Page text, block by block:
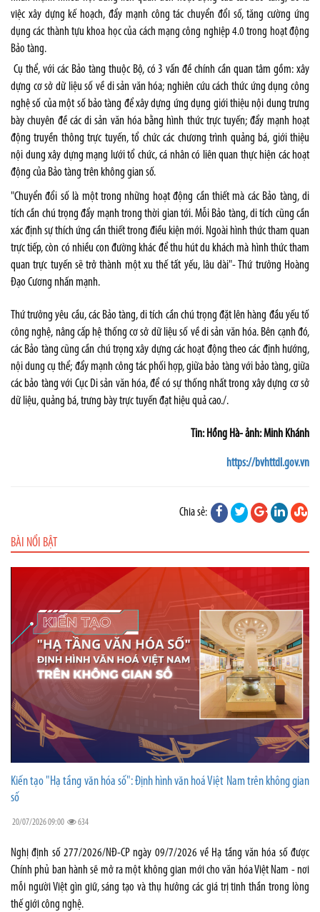
việc xây dựng kế hoạch, đẩy mạnh công tác chuyển đổi số, tăng cường ứng
dụng các thành tựu khoa học của cách mạng công nghiệp 4.0 trong hoạt động
Bảo tàng.
Cụ thể, với các Bảo tàng thuộc Bộ, có 3 vấn đề chính cần quan tâm gồm: xây
dựng cơ sở dữ liệu số về di sản văn hóa; nghiên cứu cách thức ứng dụng công
nghệ số của một số bảo tàng để xây dựng ứng dụng giới thiệu nội dung trưng
bày chuyên đề các di sản văn hóa bằng hình thức trực tuyến; đẩy mạnh hoạt
động truyền thông trực tuyến, tổ chức các chương trình quảng bá, giới thiệu
nội dung xây dựng mạng lưới tổ chức, cá nhân có liên quan thực hiện các hoạt
động của Bảo tàng trên không gian số.
"Chuyển đổi số là một trong những hoạt động cần thiết mà các Bảo tàng, di
tích cần chú trọng đẩy mạnh trong thời gian tới. Mỗi Bảo tàng, di tích cũng cần
xác định sự thích ứng cần thiết trong điều kiện mới. Ngoài hình thức tham quan
trực tiếp, còn có nhiều con đường khác để thu hút du khách mà hình thức tham
quan trực tuyến sẽ trở thành một xu thế tất yếu, lâu dài"- Thứ trưởng Hoàng
Đạo Cương nhấn mạnh.
Thứ trưởng yêu cầu, các Bảo tàng, di tích cần chú trọng đặt lên hàng đầu yếu tố
công nghệ, nâng cấp hệ thống cơ sở dữ liệu số về di sản văn hóa. Bên cạnh đó,
các Bảo tàng cũng cần chú trọng xây dựng các hoạt động theo các định hướng,
nội dung cụ thể; đẩy mạnh công tác phối hợp, giữa bảo tàng với bảo tàng, giữa
các bảo tàng với Cục Di sản văn hóa, để có sự thống nhất trong xây dựng cơ sở
dữ liệu, quảng bá, trưng bày trực tuyến đạt hiệu quả cao./.
Tin: Hồng Hà- ảnh: Minh Khánh
https://bvhttdl.gov.vn
Chia sẻ:
BÀI NỔI BẬT
Kiến tạo "Hạ tầng văn hóa số": Định hình văn hoá Việt Nam trên không gian
số
20/07/2026 09:00 634
Nghị định số 277/2026/NĐ-CP ngày 09/7/2026 về Hạ tầng văn hóa số được
Chính phủ ban hành sẽ mở ra một không gian mới cho văn hóa Việt Nam - nơi
mỗi người Việt gìn giữ, sáng tạo và thụ hưởng các giá trị tinh thần trong lòng
thế giới công nghệ.